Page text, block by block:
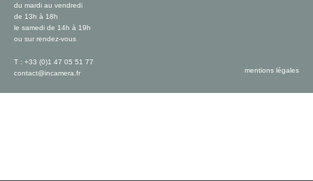
du mardi au vendredi
de 13h à 18h
le samedi de 14h à 19h
ou sur rendez-vous
T : +33 (0)1 47 05 51 77
contact@incamera.fr
mentions légales